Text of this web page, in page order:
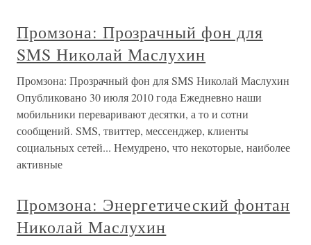
Промзона: Прозрачный фон для
SMS Николай Маслухин
Промзона: Прозрачный фон для SMS Николай Маслухин
Опубликовано 30 июля 2010 года Ежедневно наши
мобильники переваривают десятки, а то и сотни
сообщений. SMS, твиттер, мессенджер, клиенты
социальных сетей... Немудрено, что некоторые, наиболее
активные
Промзона: Энергетический фонтан
Николай Маслухин